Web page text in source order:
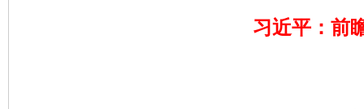
习近平：前